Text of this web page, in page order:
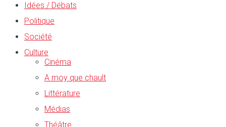
Idées / Débats
Politique
Société
Culture
Cinéma
A moy que chault
Littérature
Médias
Théâtre